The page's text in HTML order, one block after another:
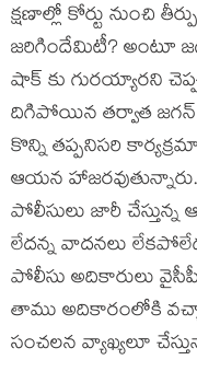
క్షణాల్లో కోర్టు నుంచి
జరిగిందేమిటీ? అంటూ
షాక్ కు గురయ్యారని
దిగిపోయిన తర్వాత
కొన్ని తప్పనిసరి
ఆయన
పోలీసులు జారీ చేస్తున్న
లేదన్న వాదనలు
పోలీసు అదికారులు వైసీపీ
తాము అదికారంలోకి
సంచలన వ్యాఖ్యలూ